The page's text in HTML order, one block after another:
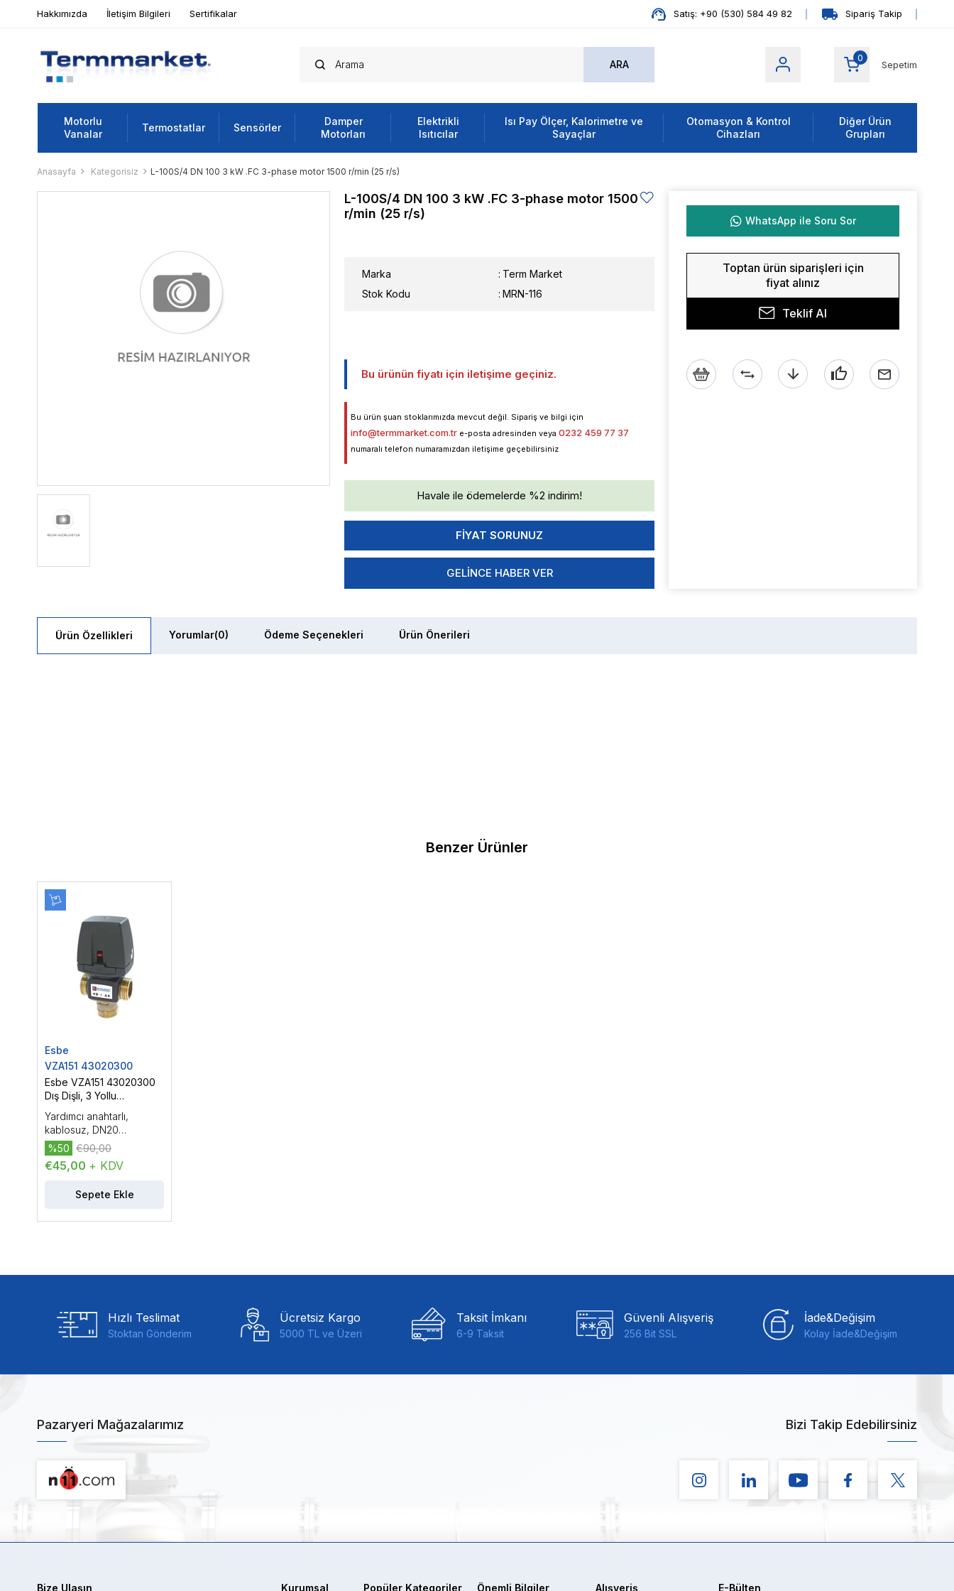
Hakkımızda İletişim Bilgileri Sertifikalar Satış: +90 (530) 584 49 82 Sipariş Takip
Sepetim
0
Motorlu
Vanalar
Termostatlar Sensörler
Damper
Motorları
Elektrikli
Isıtıcılar
Isı Pay Ölçer, Kalorimetre ve
Sayaçlar
Otomasyon & Kontrol
Cihazları
Diğer Ürün
Grupları
Anasayfa Kategorisiz L-100S/4 DN 100 3 kW .FC 3-phase motor 1500 r/min (25 r/s)
L-100S/4 DN 100 3 kW .FC 3-phase motor 1500
r/min (25 r/s)
Marka : Term Market
Stok Kodu
MRN-116
Bu ürünün fiyatı için iletişime geçiniz.
Bu ürün şuan stoklarımızda mevcut değil. Sipariş ve bilgi için
info@termmarket.com.tr e-posta adresinden veya 0232 459 77 37
numaralı telefon numaramızdan iletişime geçebilirsiniz
Havale ile ödemelerde %2 indirim!
GELINCE HABER VER
WhatsApp ile Soru Sor
Toptan ürün siparişleri için
fiyat alınız
Teklif Al
Ürün Özellikleri Yorumlar(0) Ödeme Seçenekleri Ürün Önerileri
Benzer Ürünler
Esbe
VZA151 43020300
Esbe VZA151 43020300
Dış Dişli, 3 Yollu
DN20 (3/4'')
Yardımcı anahtarlı,
kablosuz, DN20
(3/4''), PN16, Kvs: 6.5, dış
dişli, çalışma sıcaklığı:
-20...150 °C, On/Off
€45,00 + KDV
%50 €90,00
Sepete Ekle
Hızlı Teslimat
Stoktan Gönderim
Ücretsiz Kargo
5000 TL ve Üzeri
Taksit İmkanı
6-9 Taksit
Güvenli Alışveriş
256 Bit SSL
İade&Değişim
Kolay İade&Değişim
Pazaryeri Mağazalarımız Bizi Takip Edebilirsiniz
Bize Ulaşın Kurumsal Popüler Kategoriler Önemli Bilgiler Alışveriş E-Bülten